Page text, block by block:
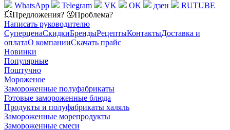
WhatsApp
Telegram VK OK дзен
RUTUBE
💥Предложения? 🤬Проблема?
Написать руководителю
СуперценаСкидкиБрендыРецептыКонтактыДоставка и
оплатаО компанииСкачать прайс
Новинки
Популярные
Поштучно
Мороженое
Замороженные полуфабрикаты
Готовые замороженные блюда
Продукты и полуфабрикаты халяль
Замороженные морепродукты
Замороженные смеси